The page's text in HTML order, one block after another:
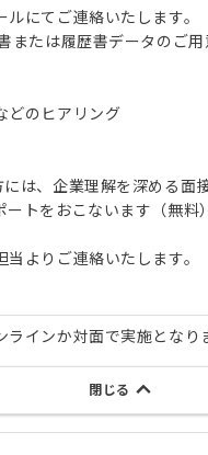
ルにてご連絡いたします。
または履歴書データのご用
どのヒアリング
には、企業理解を深める面
ートをおこないます（無料）
当よりご連絡いたします。
インか対面で実施となり
閉じる